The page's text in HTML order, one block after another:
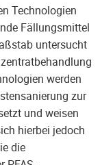
Technologien
Fällungsmittel
untersucht
werden
zur
und weisen
hierbei jedoch
die